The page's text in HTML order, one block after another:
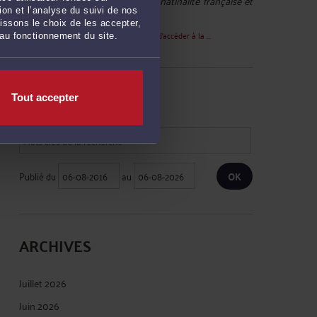
et l’analyse du suivi de nos
le choix de les accepter,
fonctionnement du site.
Tout accepter
on m'a ... »
Le 19 août 2024 à 07:08surLes moyens d'accéder à la ...
RECHERCHE
Publié du au
ARCHIVES
Juillet 2026
Juin 2026